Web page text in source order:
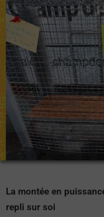
La montée en
repli sur soi